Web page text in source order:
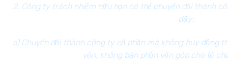
2. Công ty trách nhiệm hữu hạn có thể chuyển đổi thành
đây:
a) Chuyển đổi thành công ty cổ phần mà không huy động
vốn, không bán phần vốn góp cho tổ